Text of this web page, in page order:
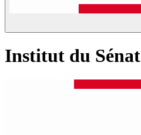
Institut du Sénat